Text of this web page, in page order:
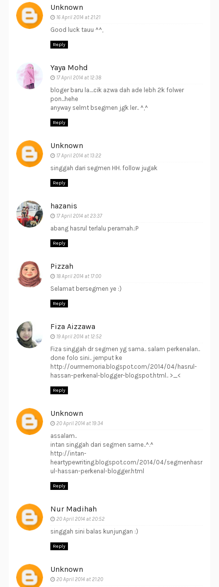
Unknown
16 April 2014 at 21:21
Good luck tauu ^^,
Reply
Yaya Mohd
17 April 2014 at 12:38
bloger baru la....cik azwa dah ade lebh 2k folwer
pon...hehe
anyway selmt bsegmen jgk ler.. ^,^
Reply
Unknown
17 April 2014 at 13:22
singgah dari segmen HH. follow jugak
Reply
hazanis
17 April 2014 at 23:37
abang hasrul terlalu peramah.:P
Reply
Pizzah
18 April 2014 at 17:00
Selamat bersegmen ye :)
Reply
Fiza Aizzawa
19 April 2014 at 12:52
Fiza singgah dr segmen yg sama.. salam perkenalan..
done folo sini.. jemput ke
http://ourmemoria.blogspot.com/2014/04/hasrul-
hassan-perkenal-blogger-blogspot.html.. >_<
Reply
Unknown
20 April 2014 at 19:34
assalam..
intan singgah dari segmen same..^.^
http://intan-
heartypewriting.blogspot.com/2014/04/segmenhasr
ul-hassan-perkenal-blogger.html
Reply
Nur Madihah
20 April 2014 at 20:52
singgah sini balas kunjungan :)
Reply
Unknown
20 April 2014 at 21:20